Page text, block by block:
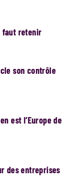
faut retenir
son contrôle
est l’Europe de
des entreprises